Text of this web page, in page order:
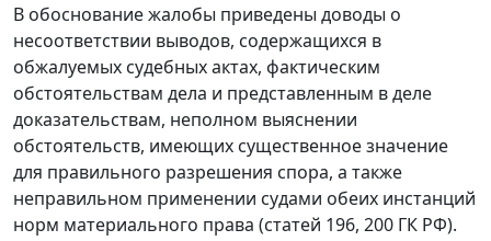
В обоснование жалобы приведены доводы о
несоответствии выводов, содержащихся в
обжалуемых судебных актах, фактическим
обстоятельствам дела и представленным в деле
доказательствам, неполном выяснении
обстоятельств, имеющих существенное значение
для правильного разрешения спора, а также
неправильном применении судами обеих инстанций
норм материального права (статей 196, 200 ГК РФ).